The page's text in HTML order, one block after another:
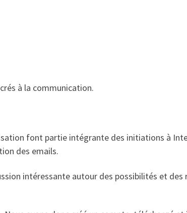
à la communication.
font partie intégrante des initiations à
des emails.
intéressante autour des possibilités et des